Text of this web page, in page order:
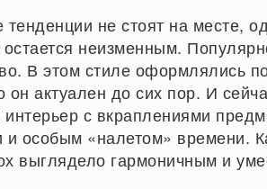
тенденции не стоят на месте,
остается неизменным.
В этом стиле оформлялись
он актуален до сих пор. И
с вкраплениями
и особым «налетом» времени.
выглядело гармоничным и